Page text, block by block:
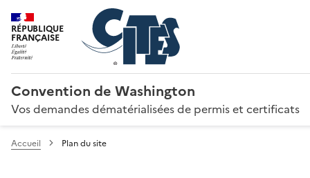
RÉPUBLIQUE
FRANÇAISE
Convention de Washington
Vos demandes dématérialisées de permis et certificats
Accueil Plan du site